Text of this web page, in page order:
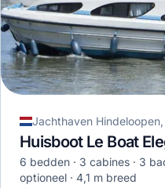
Jachthaven
Huisboot Le Boat
6 bedden 3 cabines 3
optioneel
4,1 m breed